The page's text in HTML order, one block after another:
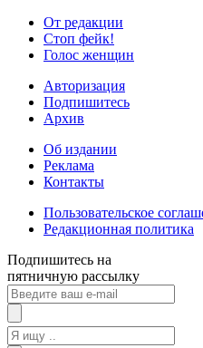
От редакции
Стоп фейк!
Голос женщин
Авторизация
Подпишитесь
Архив
Об издании
Реклама
Контакты
Пользовательское
Редакционная политика
Подпишитесь на
пятничную рассылку